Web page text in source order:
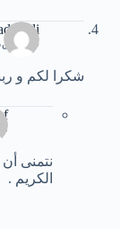
Fadi
14 مارس، 2023 | 12:26 م
شكرا لكم و
15 مارس،
نتمنى
الكريم .